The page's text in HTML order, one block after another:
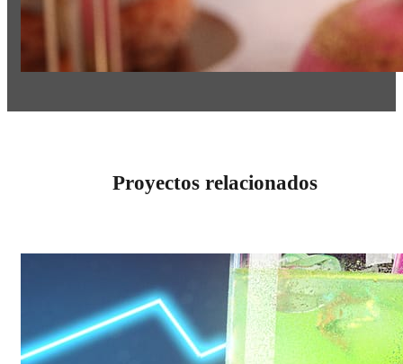
Proyectos relacionados